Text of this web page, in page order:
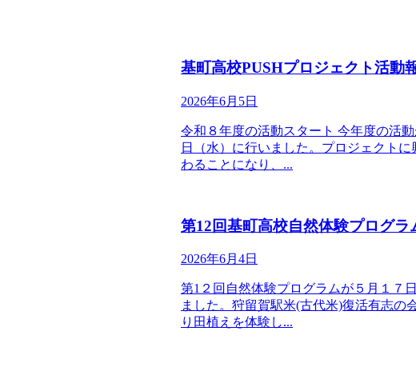
基町高校PUSHプロジェクト活動
2026年6月5日
令和８年度の活動スタート 今年度の活
日（水）に行いました。プロジェクト
わることになり、...
第12回基町高校自然体験プログラ
2026年6月4日
第1２回自然体験プログラムが５月１７
ました。狩留賀駅米(古代米)復活有志の
り田植えを体験し...